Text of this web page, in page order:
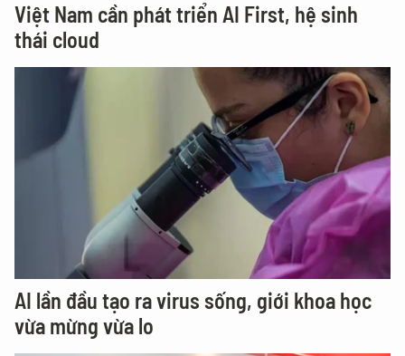
Việt Nam cần phát triển AI First, hệ sinh
thái cloud
AI lần đầu tạo ra virus sống, giới khoa học
vừa mừng vừa lo